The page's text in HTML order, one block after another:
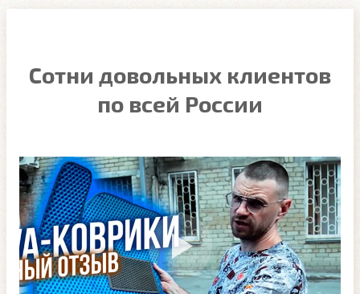
Сотни довольных клиентов
по всей России